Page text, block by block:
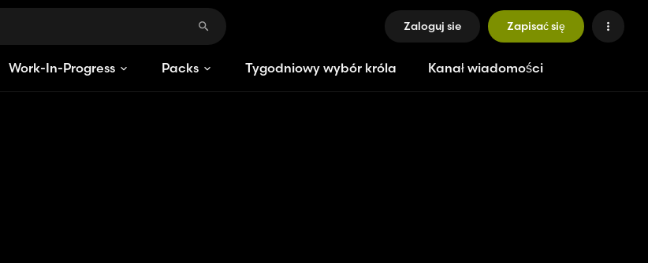
Zaloguj sie Zapisać się
Work-In-Progress Packs Tygodniowy wybór króla Kanał wiadomości